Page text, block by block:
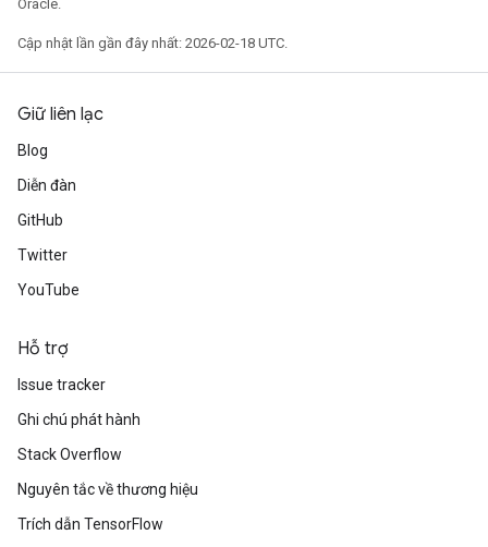
Oracle.
Cập nhật lần gần đây nhất: 2026-02-18 UTC.
Giữ liên lạc
Blog
Diễn đàn
GitHub
Twitter
YouTube
Hỗ trợ
Issue tracker
Ghi chú phát hành
Stack Overflow
Nguyên tắc về thương hiệu
Trích dẫn TensorFlow